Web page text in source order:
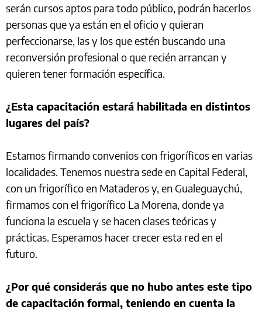
serán cursos aptos para todo público, podrán hacerlos
personas que ya están en el oficio y quieran
perfeccionarse, las y los que estén buscando una
reconversión profesional o que recién arrancan y
quieren tener formación específica.
¿Esta capacitación estará habilitada en distintos
lugares del país?
Estamos firmando convenios con frigoríficos en varias
localidades. Tenemos nuestra sede en Capital Federal,
con un frigorífico en Mataderos y, en Gualeguaychú,
firmamos con el frigorífico La Morena, donde ya
funciona la escuela y se hacen clases teóricas y
prácticas. Esperamos hacer crecer esta red en el
futuro.
¿Por qué considerás que no hubo antes este tipo
de capacitación formal, teniendo en cuenta la